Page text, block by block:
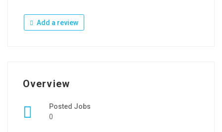
Add a review
Overview
Posted Jobs
0